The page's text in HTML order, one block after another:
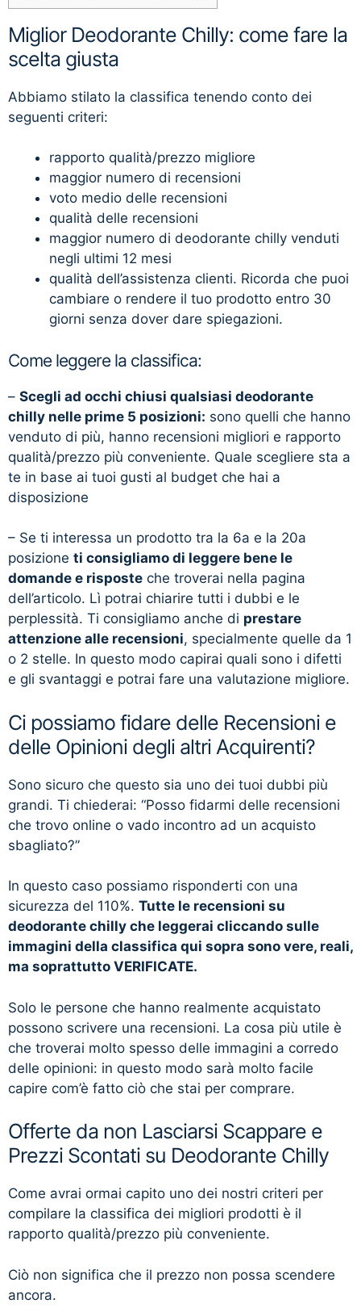
Miglior Deodorante Chilly: come fare la
scelta giusta
Abbiamo stilato la classifica tenendo conto dei
seguenti criteri:
rapporto qualità/prezzo migliore
maggior numero di recensioni
voto medio delle recensioni
qualità delle recensioni
maggior numero di deodorante chilly venduti
negli ultimi 12 mesi
qualità dell’assistenza clienti. Ricorda che puoi
cambiare o rendere il tuo prodotto entro 30
giorni senza dover dare spiegazioni.
Come leggere la classifica:
– Scegli ad occhi chiusi qualsiasi deodorante
chilly nelle prime 5 posizioni: sono quelli che hanno
venduto di più, hanno recensioni migliori e rapporto
qualità/prezzo più conveniente. Quale scegliere sta a
te in base ai tuoi gusti al budget che hai a
disposizione
– Se ti interessa un prodotto tra la 6a e la 20a
posizione ti consigliamo di leggere bene le
domande e risposte che troverai nella pagina
dell’articolo. Lì potrai chiarire tutti i dubbi e le
perplessità. Ti consigliamo anche di prestare
attenzione alle recensioni, specialmente quelle da 1
o 2 stelle. In questo modo capirai quali sono i difetti
e gli svantaggi e potrai fare una valutazione migliore.
Ci possiamo fidare delle Recensioni e
delle Opinioni degli altri Acquirenti?
Sono sicuro che questo sia uno dei tuoi dubbi più
grandi. Ti chiederai: “Posso fidarmi delle recensioni
che trovo online o vado incontro ad un acquisto
sbagliato?”
In questo caso possiamo risponderti con una
sicurezza del 110%. Tutte le recensioni su
deodorante chilly che leggerai cliccando sulle
immagini della classifica qui sopra sono vere, reali,
ma soprattutto VERIFICATE.
Solo le persone che hanno realmente acquistato
possono scrivere una recensioni. La cosa più utile è
che troverai molto spesso delle immagini a corredo
delle opinioni: in questo modo sarà molto facile
capire com’è fatto ciò che stai per comprare.
Offerte da non Lasciarsi Scappare e
Prezzi Scontati su Deodorante Chilly
Come avrai ormai capito uno dei nostri criteri per
compilare la classifica dei migliori prodotti è il
rapporto qualità/prezzo più conveniente.
Ciò non significa che il prezzo non possa scendere
ancora.